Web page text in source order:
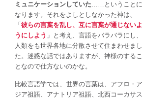
ミュニケーションしていた ……ということに
なります。それをよしとしなかった神は、
「 彼らの言葉を乱し、互に言葉が通じないよ
うにしよう 」と考え、言語をバラバラにし、
人類をも世界各地に分散させて住まわせまし
た。迷惑な話ではありますが、神様のするこ
となので仕方ないのかな。
比較言語学では、世界の言葉は、アフロ・ア
ジア祖語、アナトリア祖語、北西コーカサス